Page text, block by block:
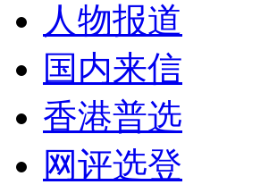
人物报道
国内来信
香港普选
网评选登